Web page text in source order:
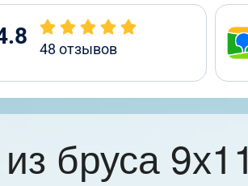
48 отзывов
бруса 9х11